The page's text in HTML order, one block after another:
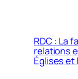
RDC : La
relations
Églises et